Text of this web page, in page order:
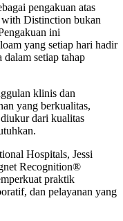
pengakuan atas
Distinction bukan
ini
yang setiap hari hadir
setiap tahap
klinis dan
yang berkualitas,
dari kualitas
Hospitals, Jessi
Recognition®
praktik
dan pelayanan yang